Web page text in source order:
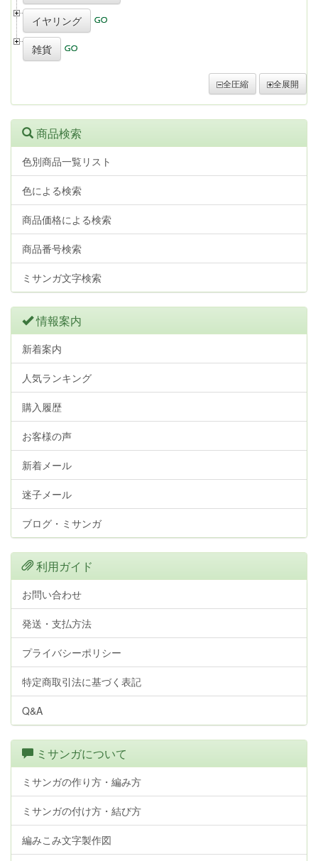
イヤリング
雑貨
全圧縮 全展開
商品検索
色別商品一覧リスト
色による検索
商品価格による検索
商品番号検索
ミサンガ文字検索
情報案内
新着案内
人気ランキング
購入履歴
お客様の声
新着メール
迷子メール
ブログ・ミサンガ
利用ガイド
お問い合わせ
発送・支払方法
プライバシーポリシー
特定商取引法に基づく表記
Q&A
ミサンガについて
ミサンガの作り方・編み方
ミサンガの付け方・結び方
編みこみ文字製作図